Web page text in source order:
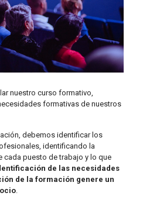
nuestro curso formativo,
formativas de nuestros
debemos identificar los
identificando la
cada puesto de trabajo y lo que
de las necesidades
de la formación genere un
.